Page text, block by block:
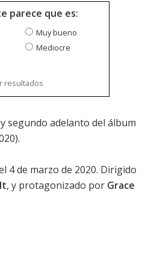
parece que es:
Muy bueno
Mediocre
resultados
segundo adelanto del álbum
4 de marzo de 2020. Dirigido
, y protagonizado por Grace